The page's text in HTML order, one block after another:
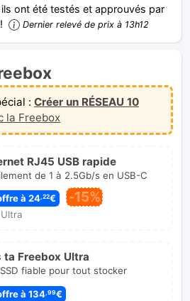
ont été testés et approuvés par
Dernier relevé de prix à 13h12
: Créer un RÉSEAU 10
la Freebox
RJ45 USB rapide
de 1 à 2.5Gb/s en USB-C
à 24,22€ -15%
ta Freebox Ultra
fiable pour tout stocker
à 134,99€